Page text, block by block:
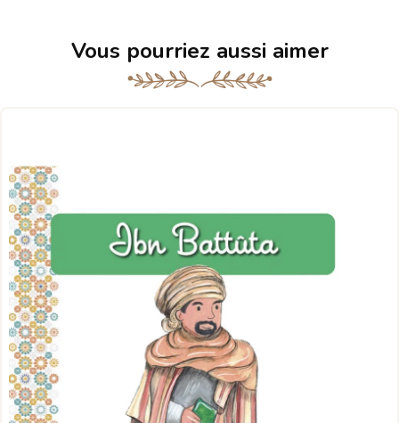
Vous pourriez aussi aimer